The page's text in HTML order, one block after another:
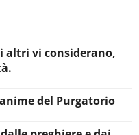
altri vi considerano,
del Purgatorio